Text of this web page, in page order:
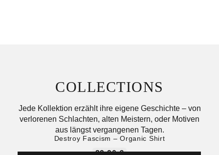
Destroy Fascism – Organic Shirt
29,90€
COLLECTIONS
Jede Kollektion erzählt ihre eigene Geschichte – von
verlorenen Schlachten, alten Meistern, oder Motiven
aus längst vergangenen Tagen.